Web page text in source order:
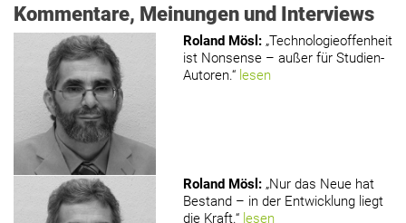
Kommentare, Meinungen und Interviews
Roland Mösl : „Technologieoffenheit
ist Nonsense – außer für Studien-
Autoren.“ lesen
Roland Mösl : „Nur das Neue hat
Bestand – in der Entwicklung liegt
die Kraft.“ lesen